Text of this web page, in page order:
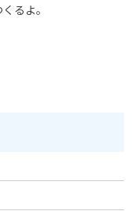
るよ。